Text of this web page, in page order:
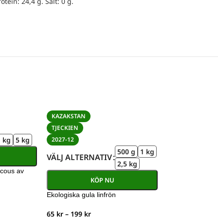
kg 5 kg
av
KAZAKSTAN
TJECKIEN
2027-12
VÄLJ ALTERNATIV
500 g
1 kg
2,5 kg
KÖP NU
Ekologiska gula linfrön
65 kr – 199 kr